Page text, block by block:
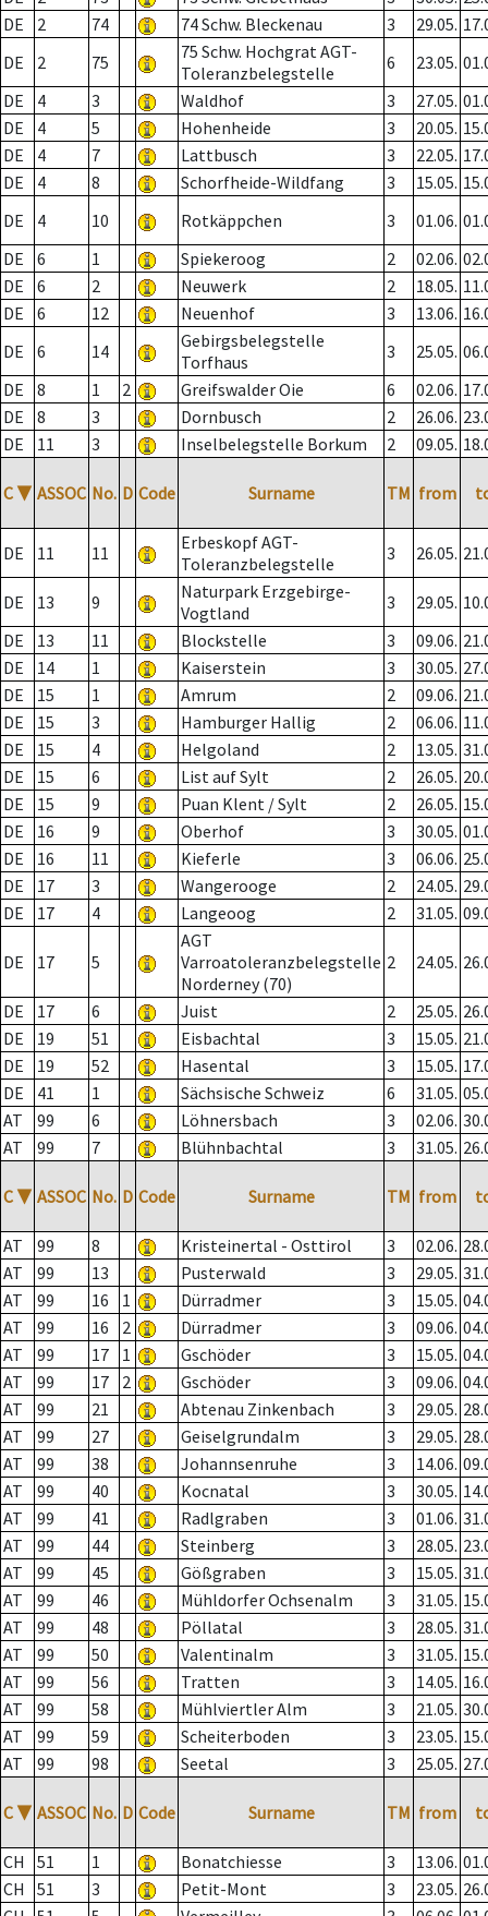
DE
2 74 74 Schw. Bleckenau 3 29.05.
DE
2 75
75 Schw. Hochgrat AGT-
Toleranzbelegstelle
6 23.05.
DE
4 3 Waldhof 3 27.05.
DE
4 5 Hohenheide 3 20.05.
DE
4 7 Lattbusch 3 22.05.
DE
4 8 Schorfheide-Wildfang 3 15.05.
DE
4 10 Rotkäppchen 3 01.06.
DE
6 1 Spiekeroog 2 02.06.
DE
6 2 Neuwerk 2 18.05.
DE
6 12 Neuenhof 3 13.06.
DE
6 14
Gebirgsbelegstelle
Torfhaus
3 25.05.
DE
8 1 2 Greifswalder Oie 6 02.06.
DE
8 3 Dornbusch 2 26.06.
DE
11 3 Inselbelegstelle Borkum 2 09.05.
C ▼ ASSOC No. D Code Surname TM from
DE 11 11
Erbeskopf AGT-
Toleranzbelegstelle
3 26.05.
DE 13 9
Naturpark Erzgebirge-
Vogtland
3 29.05.
DE
13 11 Blockstelle 3 09.06.
DE
14 1 Kaiserstein 3 30.05.
DE
15 1 Amrum 2 09.06.
DE
15 3 Hamburger Hallig 2 06.06.
DE
15 4 Helgoland 2 13.05.
DE
15 6 List auf Sylt 2 26.05.
DE
15 9 Puan Klent / Sylt 2 26.05.
DE
16 9 Oberhof 3 30.05.
DE
16 11 Kieferle 3 06.06.
DE
17 3 Wangerooge 2 24.05.
DE
17 4 Langeoog 2 31.05.
DE 17 5
AGT
Varroatoleranzbelegstelle
Norderney (70)
2 24.05.
DE 17 6 Juist 2 25.05.
DE
19 51 Eisbachtal 3 15.05.
DE
19 52 Hasental 3 15.05.
DE
41 1 Sächsische Schweiz 6 31.05.
AT
99 6 Löhnersbach 3 02.06.
AT
99 7 Blühnbachtal 3 31.05.
C ▼ ASSOC No. D Code Surname TM from
AT 99 8 Kristeinertal - Osttirol 3 02.06.
AT
99 13 Pusterwald 3 29.05.
AT
99 16 1 Dürradmer 3 15.05.
AT
99 16 2 Dürradmer 3 09.06.
AT
99 17 1 Gschöder 3 15.05.
AT
99 17 2 Gschöder 3 09.06.
AT
99 21 Abtenau Zinkenbach 3 29.05.
AT
99 27 Geiselgrundalm 3 29.05.
AT
99 38 Johannsenruhe 3 14.06.
AT
99 40 Kocnatal 3 30.05.
AT
99 41 Radlgraben 3 01.06.
AT
99 44 Steinberg 3 28.05.
AT
99 45 Gößgraben 3 15.05.
AT
99 46 Mühldorfer Ochsenalm 3 31.05.
AT
99 48 Pöllatal 3 28.05.
AT
99 50 Valentinalm 3 31.05.
AT
99 56 Tratten 3 14.05.
AT
99 58 Mühlviertler Alm 3 21.05.
AT
99 59 Scheiterboden 3 23.05.
AT
99 98 Seetal 3 25.05.
C ▼ ASSOC No. D Code Surname TM from
CH 51 1 Bonatchiesse 3 13.06.
CH
51 3 Petit-Mont 3 23.05.